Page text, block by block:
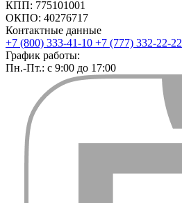
КПП: 775101001
ОКПО: 40276717
Контактные данные
+7 (800) 333-41-10 +7 (777) 332-22-22
График работы:
Пн.-Пт.: с 9:00 до 17:00